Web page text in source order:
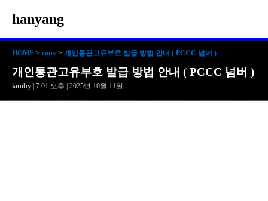
hanyang
HOME > conv > 개인통관고유부호 발급 방법 안내 ( PCCC 넘버 )
개인통관고유부호 발급 방법 안내 ( PCCC 넘버 )
iamhy | 7:01 오후 | 2025년 10월 11일